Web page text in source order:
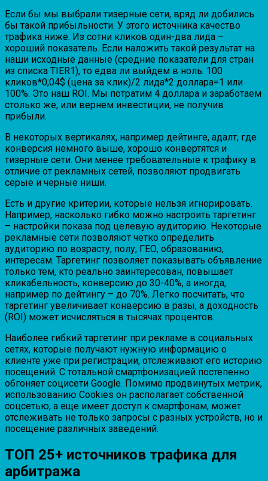
Если бы мы выбрали тизерные сети, вряд ли добились
бы такой прибыльности. У этого источника качество
трафика ниже. Из сотни кликов один-два лида –
хороший показатель. Если наложить такой результат на
наши исходные данные (средние показатели для стран
из списка TIER1), то едва ли выйдем в ноль: 100
кликов*0,04$ (цена за клик)/2 лида*2 доллара=1 или
100%. Это наш ROI. Мы потратим 4 доллара и заработаем
столько же, или вернем инвестиции, не получив
прибыли.
В некоторых вертикалях, например дейтинге, адалт, где
конверсия немного выше, хорошо конвертятся и
тизерные сети. Они менее требовательные к трафику в
отличие от рекламных сетей, позволяют продвигать
серые и черные ниши.
Есть и другие критерии, которые нельзя игнорировать.
Например, насколько гибко можно настроить таргетинг
– настройки показа под целевую аудиторию. Некоторые
рекламные сети позволяют четко определить
аудиторию по возрасту, полу, ГЕО, образованию,
интересам. Таргетинг позволяет показывать объявление
только тем, кто реально заинтересован, повышает
кликабельность, конверсию до 30-40%, а иногда,
например по дейтингу – до 70%. Легко посчитать, что
таргетинг увеличивает конверсию в разы, а доходность
(ROI) может исчисляться в тысячах процентов.
Наиболее гибкий таргетинг при рекламе в социальных
сетях, которые получают нужную информацию о
клиенте уже при регистрации, отслеживают его историю
посещений. С тотальной смартфонизацией постепенно
обгоняет социсети Google. Помимо продвинутых метрик,
использованию Cookies он располагает собственной
соцсетью, а еще имеет доступ к смартфонам, может
отслеживать не только запросы с разных устройств, но и
посещение различных заведений.
ТОП 25+ источников трафика для
арбитража